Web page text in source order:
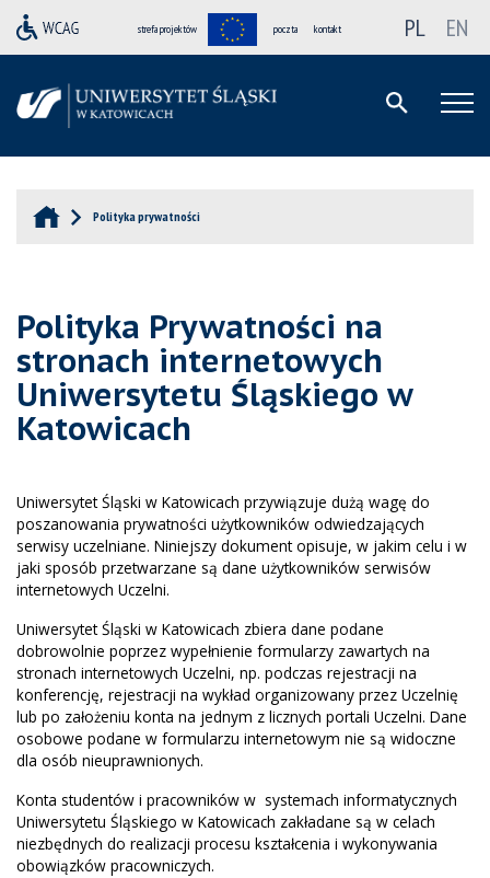
strefa projektów poczta kontakt PL EN
Polityka prywatności
Polityka Prywatności na
stronach internetowych
Uniwersytetu Śląskiego w
Katowicach
Uniwersytet Śląski w Katowicach przywiązuje dużą wagę do
poszanowania prywatności użytkowników odwiedzających
serwisy uczelniane. Niniejszy dokument opisuje, w jakim celu i w
jaki sposób przetwarzane są dane użytkowników serwisów
internetowych Uczelni.
Uniwersytet Śląski w Katowicach zbiera dane podane
dobrowolnie poprzez wypełnienie formularzy zawartych na
stronach internetowych Uczelni, np. podczas rejestracji na
konferencję, rejestracji na wykład organizowany przez Uczelnię
lub po założeniu konta na jednym z licznych portali Uczelni. Dane
osobowe podane w formularzu internetowym nie są widoczne
dla osób nieuprawnionych.
Konta studentów i pracowników w systemach informatycznych
Uniwersytetu Śląskiego w Katowicach zakładane są w celach
niezbędnych do realizacji procesu kształcenia i wykonywania
obowiązków pracowniczych.